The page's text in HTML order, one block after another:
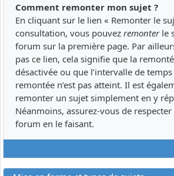
Comment remonter mon sujet ?
En cliquant sur le lien « Remonter le
consultation, vous pouvez remonterle
forum sur la première page. Par
pas ce lien, cela signifie que la
désactivée ou que l’intervalle de
remontée n’est pas atteint. Il est
remonter un sujet simplement en y
Néanmoins, assurez-vous de
forum en le faisant.